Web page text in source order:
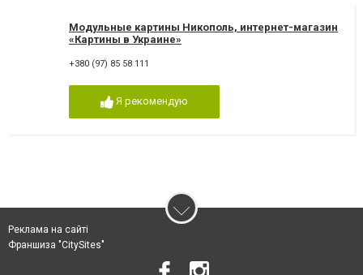
Модульные картины Никополь, интернет-магазин
«Картины в Украине»
+380 (97) 85 58 111
Я рекомендую
Реклама на сайті
Франшиза "CitySites"